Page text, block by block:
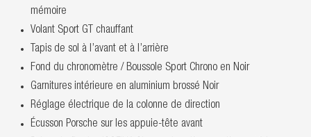
mémoire
Volant Sport GT chauffant
Tapis de sol à l’avant et à l’arrière
Fond du chronomètre / Boussole Sport Chrono en Noir
Garnitures intérieure en aluminium brossé Noir
Réglage électrique de la colonne de direction
Écusson Porsche sur les appuie-tête avant